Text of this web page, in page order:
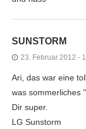
SUNSTORM
23. Februar 2012 -
Ari, das war eine
was sommerliches
Dir super.
LG Sunstorm